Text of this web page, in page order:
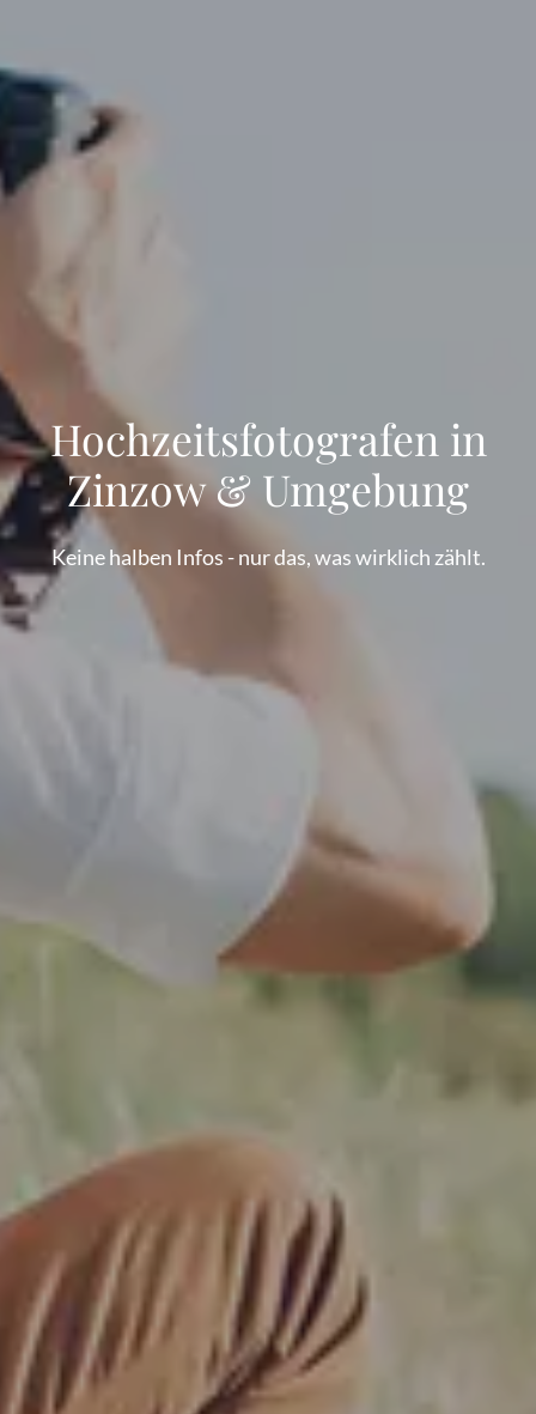
Hochzeitsfotografen in
Zinzow & Umgebung
Keine halben Infos - nur das, was wirklich zählt.